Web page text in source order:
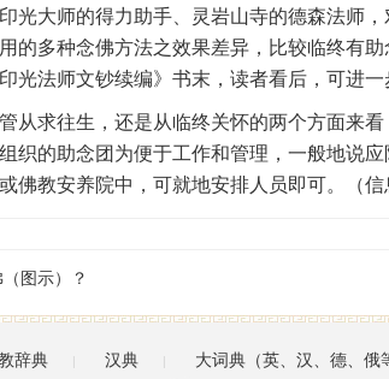
光大师的得力助手、灵岩山寺的德森法师
的多种念佛方法之效果差异，比较临终有
光法师文钞续编》书末，读者看后，可进一
从求往生，还是从临终关怀的两个方面来
织的助念团为便于工作和管理，一般地说
佛教安养院中，可就地安排人员即可。（信
图示）？
辞典 | 汉典 | 大词典（英、汉、德、俄